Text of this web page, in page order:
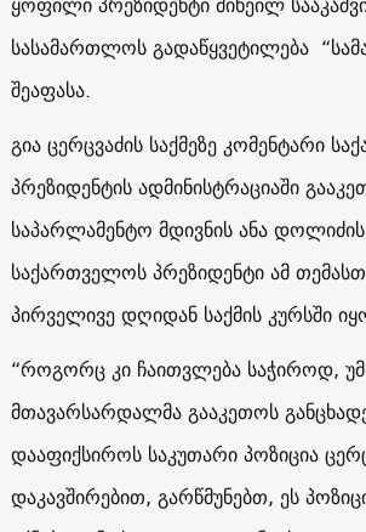
სასამართლოს გადაწყვეტილება
შეაფასა.
გია ცერცვაძის საქმეზე კომენტარი
პრეზიდენტის ადმინისტრაციაში
საპარლამენტო მდივნის ანა
საქართველოს პრეზიდენტი ამ
პირველივე დღიდან საქმის კურსში
“როგორც კი ჩაითვლება საჭიროდ,
მთავარსარდალმა გააკეთოს
დააფიქსიროს საკუთარი პოზიცია
დაკავშირებით, გარწმუნებთ, ეს